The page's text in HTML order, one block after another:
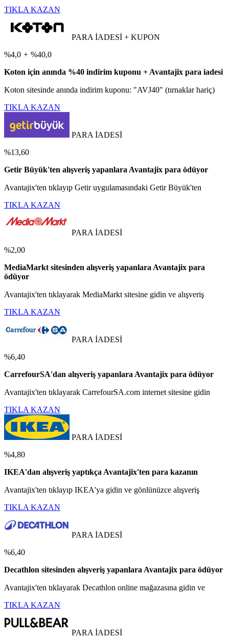
TIKLA KAZAN
PARA İADESİ + KUPON
%4,0 + %40,0
Koton için anında %40 indirim kuponu + Avantajix para iadesi
Koton sitesinde anında indirim kuponu: "AVJ40" (tırnaklar hariç)
TIKLA KAZAN
PARA İADESİ
%13,60
Getir Büyük'ten alışveriş yapanlara Avantajix para ödüyor
Avantajix'ten tıklayıp Getir uygulamasındaki Getir Büyük'ten
TIKLA KAZAN
PARA İADESİ
%2,00
MediaMarkt sitesinden alışveriş yapanlara Avantajix para
ödüyor
Avantajix'ten tıklayarak MediaMarkt sitesine gidin ve alışveriş
TIKLA KAZAN
PARA İADESİ
%6,40
CarrefourSA'dan alışveriş yapanlara Avantajix para ödüyor
Avantajix'ten tıklayarak CarrefourSA.com internet sitesine gidin
TIKLA KAZAN
PARA İADESİ
%4,80
IKEA'dan alışveriş yaptıkça Avantajix'ten para kazanın
Avantajix'ten tıklayıp IKEA'ya gidin ve gönlünüzce alışveriş
TIKLA KAZAN
PARA İADESİ
%6,40
Decathlon sitesinden alışveriş yapanlara Avantajix para ödüyor
Avantajix'ten tıklayarak Decathlon online mağazasına gidin ve
TIKLA KAZAN
PARA İADESİ